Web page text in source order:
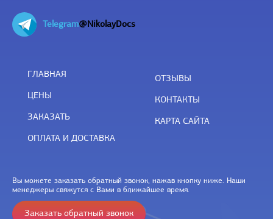
Telegram@NikolayDocs
ГЛАВНАЯ
ЦЕНЫ
ЗАКАЗАТЬ
ОПЛАТА И ДОСТАВКА
ОТЗЫВЫ
КОНТАКТЫ
КАРТА САЙТА
Вы можете заказать обратный звонок, нажав кнопку ниже. Наши
менеджеры свяжутся с Вами в ближайшее время.
Заказать обратный звонок